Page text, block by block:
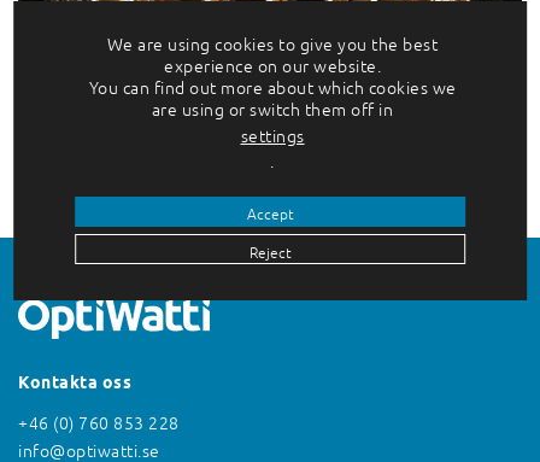
Destination Finland: trenden är
ekolyx i Norr
Lyx mitt i den storslagna naturen är vad
många turister önskar sig av en
Kontakta oss
+46 (0) 760 853 228
info@optiwatti.se
We are using cookies to give you the best
experience on our website.
You can find out more about which cookies we
are using or switch them off in
settings
Accept
Reject